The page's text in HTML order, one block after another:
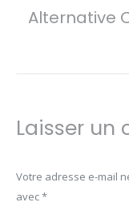
Alternative
Laisser
Votre adresse e-mail
avec*